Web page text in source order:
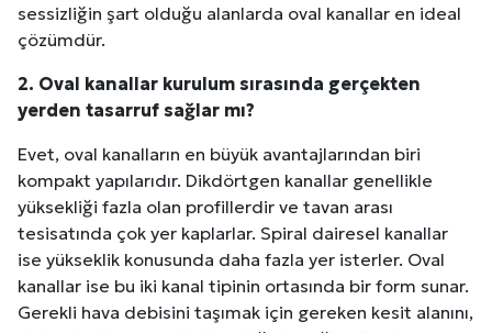
sessizliğin şart olduğu alanlarda oval kanallar en ideal
çözümdür.
2. Oval kanallar kurulum sırasında gerçekten
yerden tasarruf sağlar mı?
Evet, oval kanalların en büyük avantajlarından biri
kompakt yapılarıdır. Dikdörtgen kanallar genellikle
yüksekliği fazla olan profillerdir ve tavan arası
tesisatında çok yer kaplarlar. Spiral dairesel kanallar
ise yükseklik konusunda daha fazla yer isterler. Oval
kanallar ise bu iki kanal tipinin ortasında bir form sunar.
Gerekli hava debisini taşımak için gereken kesit alanını,